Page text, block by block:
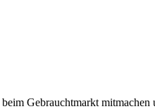
Gebrauchtmarkt